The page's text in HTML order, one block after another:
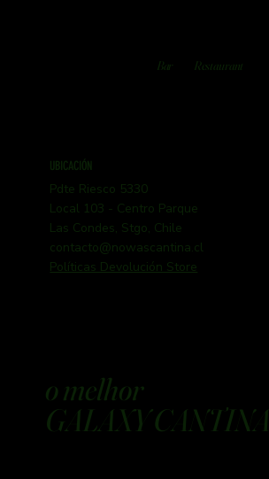
Bar Restaurant
UBICACIÓN
Pdte Riesco 5330
Local 103 - Centro Parque
Las Condes, Stgo, Chile
contacto@nowascantina.cl
Políticas Devolución Store
o melhor
GALAXY CANTINA